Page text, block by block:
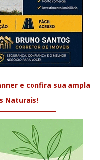
e confira sua ampla
Naturais!